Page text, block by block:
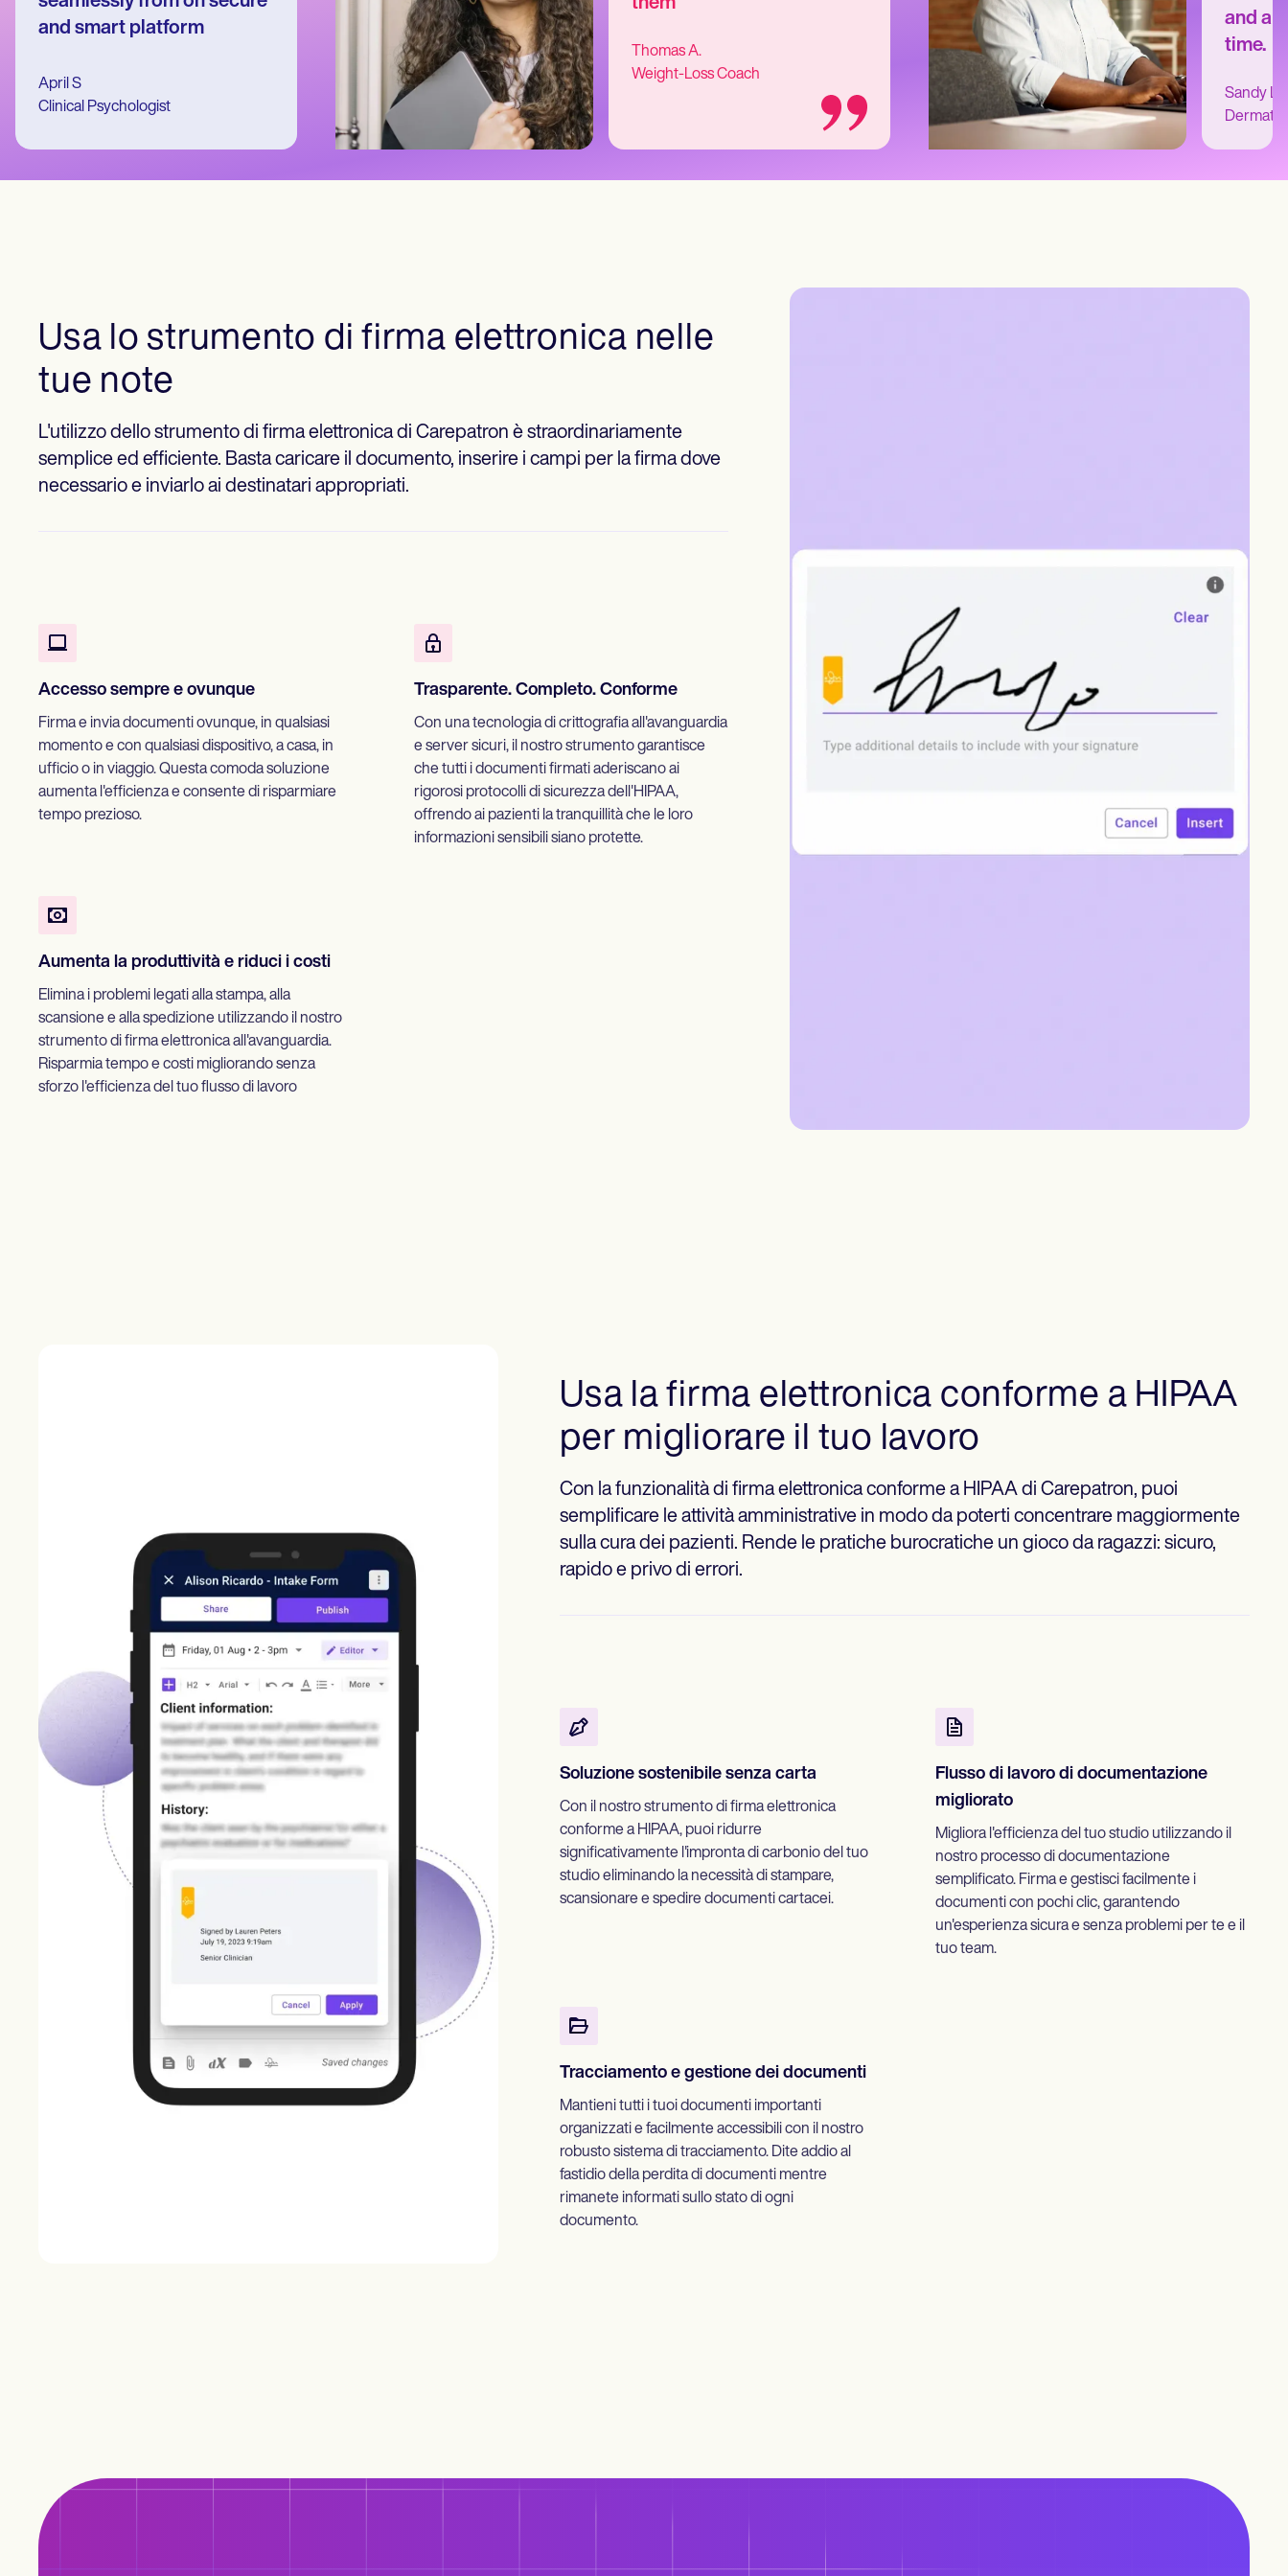
Help Center
Webinars
Switch to Carepatron
Become a Partner
Pricing
Why Carepatron?
and smart platform
April S
Clinical Psychologist
them
Thomas A.
Weight-Loss Coach
and
time.
Sandy L.
Usa lo strumento di firma elettronica nelle
tue note
L'utilizzo dello strumento di firma elettronica di Carepatron è straordinariamente
semplice ed efficiente. Basta caricare il documento, inserire i campi per la firma dove
necessario e inviarlo ai destinatari appropriati.
Accesso sempre e ovunque
Firma e invia documenti ovunque, in qualsiasi
momento e con qualsiasi dispositivo, a casa, in
ufficio o in viaggio. Questa comoda soluzione
aumenta l'efficienza e consente di risparmiare
tempo prezioso.
Trasparente. Completo. Conforme
Con una tecnologia di crittografia all'avanguardia
e server sicuri, il nostro strumento garantisce
che tutti i documenti firmati aderiscano ai
rigorosi protocolli di sicurezza dell'HIPAA,
offrendo ai pazienti la tranquillità che le loro
informazioni sensibili siano protette.
Aumenta la produttività e riduci i costi
Elimina i problemi legati alla stampa, alla
scansione e alla spedizione utilizzando il nostro
strumento di firma elettronica all'avanguardia.
Risparmia tempo e costi migliorando senza
sforzo l'efficienza del tuo flusso di lavoro
Usa la firma elettronica conforme a HIPAA
per migliorare il tuo lavoro
Con la funzionalità di firma elettronica conforme a HIPAA di Carepatron, puoi
semplificare le attività amministrative in modo da poterti concentrare maggiormente
sulla cura dei pazienti. Rende le pratiche burocratiche un gioco da ragazzi: sicuro,
rapido e privo di errori.
Soluzione sostenibile senza carta
Con il nostro strumento di firma elettronica
conforme a HIPAA, puoi ridurre
significativamente l'impronta di carbonio del tuo
studio eliminando la necessità di stampare,
scansionare e spedire documenti cartacei.
Flusso di lavoro di documentazione
migliorato
Migliora l'efficienza del tuo studio utilizzando il
nostro processo di documentazione
semplificato. Firma e gestisci facilmente i
documenti con pochi clic, garantendo
un'esperienza sicura e senza problemi per te e il
tuo team.
Tracciamento e gestione dei documenti
Mantieni tutti i tuoi documenti importanti
organizzati e facilmente accessibili con il nostro
robusto sistema di tracciamento. Dite addio al
fastidio della perdita di documenti mentre
rimanete informati sullo stato di ogni
documento.